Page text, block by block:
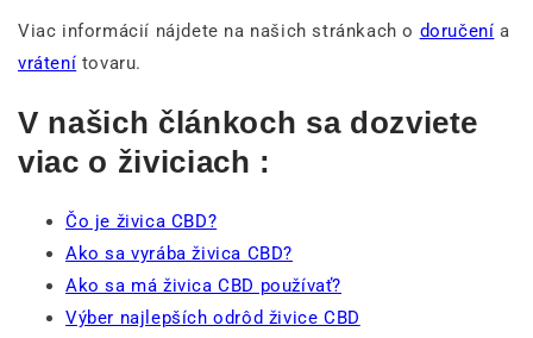
Viac informácií nájdete na našich stránkach o doručení a
vrátení tovaru.
V našich článkoch sa dozviete
viac o živiciach :
Čo je živica CBD?
Ako sa vyrába živica CBD?
Ako sa má živica CBD používať?
Výber najlepších odrôd živice CBD